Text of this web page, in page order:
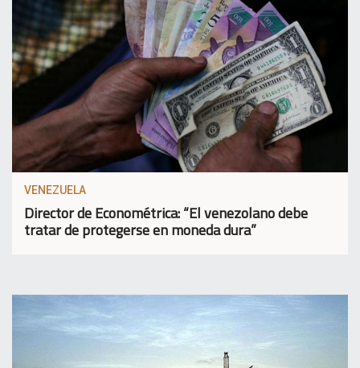
VENEZUELA
Director de Econométrica: “El venezolano debe
tratar de protegerse en moneda dura”